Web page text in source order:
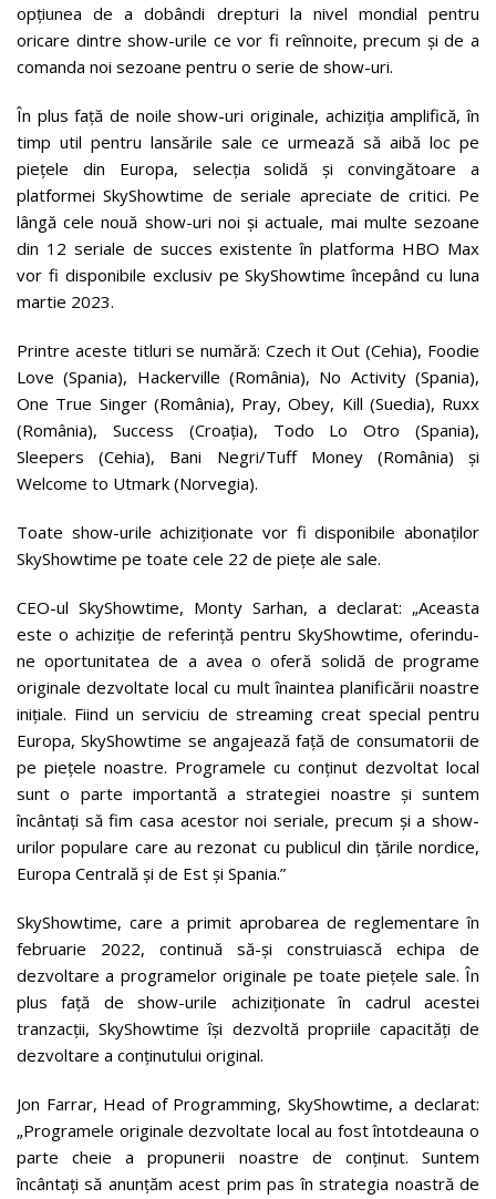
opțiunea de a dobândi drepturi la nivel mondial pentru
oricare dintre show-urile ce vor fi reînnoite, precum și de a
comanda noi sezoane pentru o serie de show-uri.
În plus față de noile show-uri originale, achiziția amplifică, în
timp util pentru lansările sale ce urmează să aibă loc pe
piețele din Europa, selecția solidă și convingătoare a
platformei SkyShowtime de seriale apreciate de critici. Pe
lângă cele nouă show-uri noi și actuale, mai multe sezoane
din 12 seriale de succes existente în platforma HBO Max
vor fi disponibile exclusiv pe SkyShowtime începând cu luna
martie 2023.
Printre aceste titluri se numără: Czech it Out (Cehia), Foodie
Love (Spania), Hackerville (România), No Activity (Spania),
One True Singer (România), Pray, Obey, Kill (Suedia), Ruxx
(România), Success (Croația), Todo Lo Otro (Spania),
Sleepers (Cehia), Bani Negri/Tuff Money (România) și
Welcome to Utmark (Norvegia).
Toate show-urile achiziționate vor fi disponibile abonaților
SkyShowtime pe toate cele 22 de piețe ale sale.
CEO-ul SkyShowtime, Monty Sarhan, a declarat: „Aceasta
este o achiziție de referință pentru SkyShowtime, oferindu-
ne oportunitatea de a avea o oferă solidă de programe
originale dezvoltate local cu mult înaintea planificării noastre
inițiale. Fiind un serviciu de streaming creat special pentru
Europa, SkyShowtime se angajează față de consumatorii de
pe piețele noastre. Programele cu conținut dezvoltat local
sunt o parte importantă a strategiei noastre și suntem
încântați să fim casa acestor noi seriale, precum și a show-
urilor populare care au rezonat cu publicul din țările nordice,
Europa Centrală și de Est și Spania.”
SkyShowtime, care a primit aprobarea de reglementare în
februarie 2022, continuă să-și construiască echipa de
dezvoltare a programelor originale pe toate piețele sale. În
plus față de show-urile achiziționate în cadrul acestei
tranzacții, SkyShowtime își dezvoltă propriile capacități de
dezvoltare a conținutului original.
Jon Farrar, Head of Programming, SkyShowtime, a declarat:
„Programele originale dezvoltate local au fost întotdeauna o
parte cheie a propunerii noastre de conținut. Suntem
încântați să anunțăm acest prim pas în strategia noastră de